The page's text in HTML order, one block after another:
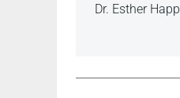
Dr. Esther